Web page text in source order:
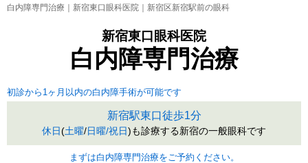
白内障専門治療｜新宿東口眼科医院｜新宿区新宿駅前の眼科
新宿東口眼科医院
白内障専門治療
初診から1ヶ月以内の白内障手術が可能です
新宿駅東口徒歩1分
休日(土曜/日曜/祝日)も診療する新宿の一般眼科です
まずは白内障専門治療をご予約ください。